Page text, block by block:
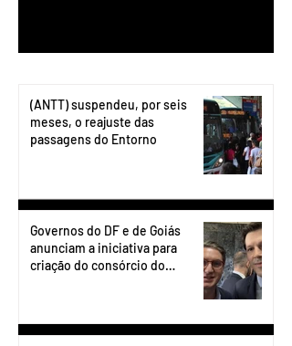
(ANTT) suspendeu, por seis
meses, o reajuste das
passagens do Entorno
Governos do DF e de Goiás
anunciam a iniciativa para
criação do consórcio do